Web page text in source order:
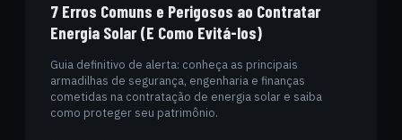
7 Erros Comuns e Perigosos ao Contratar
Energia Solar (E Como Evitá-los)
Guia definitivo de alerta: conheça as principais
armadilhas de segurança, engenharia e finanças
cometidas na contratação de energia solar e saiba
como proteger seu patrimônio.